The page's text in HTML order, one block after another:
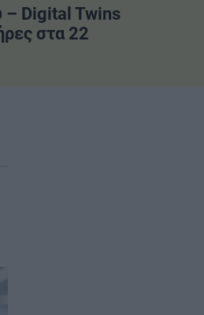
– Digital Twins
στα 22